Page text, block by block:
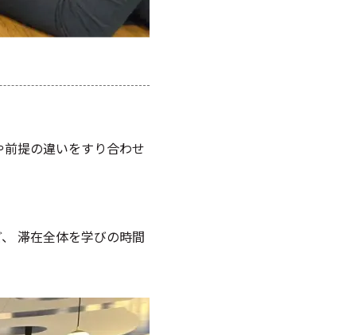
提の違いをすり合わせ
滞在全体を学びの時間